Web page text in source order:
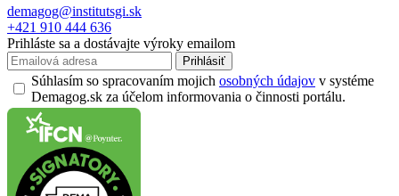
demagog@institutsgi.sk
+421 910 444 636
Prihláste sa a dostávajte výroky emailom
Prihlásiť
Súhlasím so spracovaním mojich osobných údajov v systéme
Demagog.sk za účelom informovania o činnosti portálu.